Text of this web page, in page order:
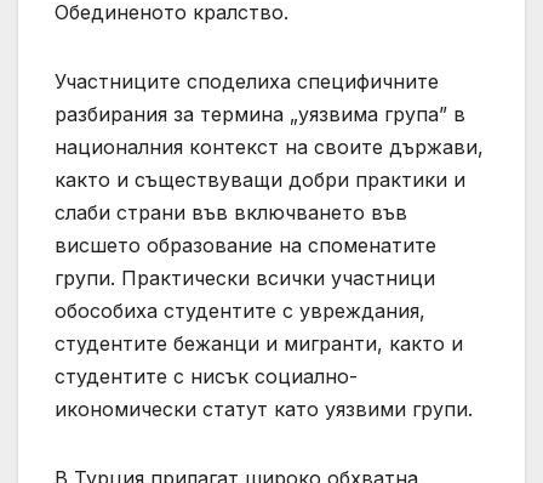
Обединеното кралство.
Участниците споделиха специфичните
разбирания за термина „уязвима група” в
националния контекст на своите държави,
както и съществуващи добри практики и
слаби страни във включването във
висшето образование на споменатите
групи. Практически всички участници
обособиха студентите с увреждания,
студентите бежанци и мигранти, както и
студентите с нисък социално-
икономически статут като уязвими групи.
В Турция прилагат широко обхватна